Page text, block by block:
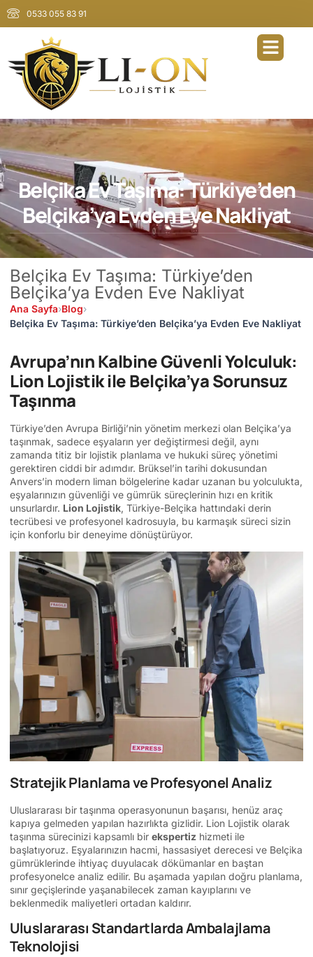
0533 055 83 91
Belçika Ev Taşıma: Türkiye’den
Belçika’ya Evden Eve Nakliyat
Belçika Ev Taşıma: Türkiye’den
Belçika’ya Evden Eve Nakliyat
Ana Sayfa›Blog›
Belçika Ev Taşıma: Türkiye’den Belçika’ya Evden Eve Nakliyat
Avrupa’nın Kalbine Güvenli Yolculuk:
Lion Lojistik ile Belçika’ya Sorunsuz
Taşınma
Türkiye’den Avrupa Birliği’nin yönetim merkezi olan Belçika’ya
taşınmak, sadece eşyaların yer değiştirmesi değil, aynı
zamanda titiz bir lojistik planlama ve hukuki süreç yönetimi
gerektiren ciddi bir adımdır. Brüksel’in tarihi dokusundan
Anvers’in modern liman bölgelerine kadar uzanan bu yolculukta,
eşyalarınızın güvenliği ve gümrük süreçlerinin hızı en kritik
unsurlardır. Lion Lojistik, Türkiye-Belçika hattındaki derin
tecrübesi ve profesyonel kadrosuyla, bu karmaşık süreci sizin
için konforlu bir deneyime dönüştürüyor.
Stratejik Planlama ve Profesyonel Analiz
Uluslararası bir taşınma operasyonunun başarısı, henüz araç
kapıya gelmeden yapılan hazırlıkta gizlidir. Lion Lojistik olarak
taşınma sürecinizi kapsamlı bir ekspertiz hizmeti ile
başlatıyoruz. Eşyalarınızın hacmi, hassasiyet derecesi ve Belçika
gümrüklerinde ihtiyaç duyulacak dökümanlar en baştan
profesyonelce analiz edilir. Bu aşamada yapılan doğru planlama,
sınır geçişlerinde yaşanabilecek zaman kayıplarını ve
beklenmedik maliyetleri ortadan kaldırır.
Uluslararası Standartlarda Ambalajlama
Teknolojisi